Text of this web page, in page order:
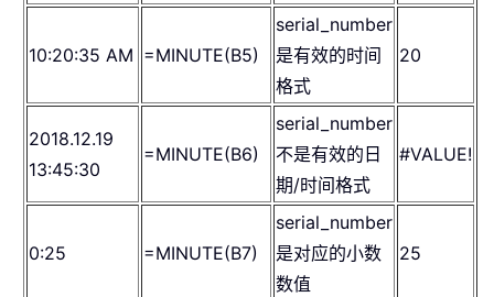
10:20:35 AM =MINUTE(B5)
serial_number
是有效的时间
格式
20
2018.12.19
13:45:30
=MINUTE(B6)
serial_number
不是有效的日
期/时间格式
#VALUE!
0:25 =MINUTE(B7)
serial_number
是对应的小数
数值
25